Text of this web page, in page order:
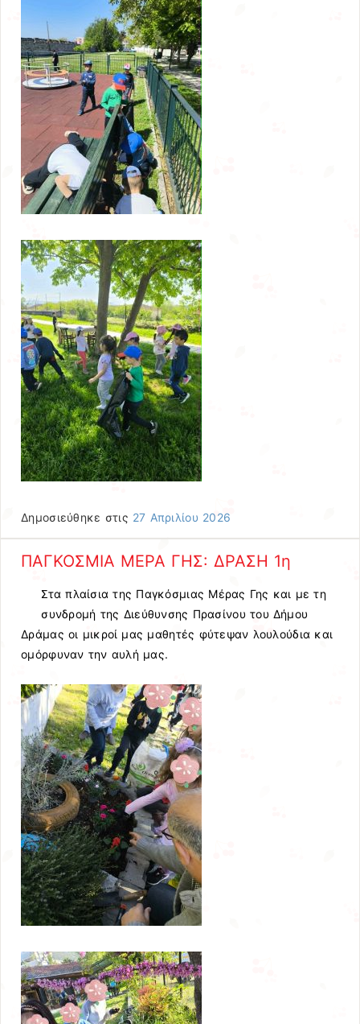
Δημοσιεύθηκε στις 27 Απριλίου 2026
ΠΑΓΚΟΣΜΙΑ ΜΕΡΑ ΓΗΣ: ΔΡΑΣΗ 1η
Στα πλαίσια της Παγκόσμιας Μέρας Γης και με τη
συνδρομή της Διεύθυνσης Πρασίνου του Δήμου
Δράμας οι μικροί μας μαθητές φύτεψαν λουλούδια και
ομόρφυναν την αυλή μας.